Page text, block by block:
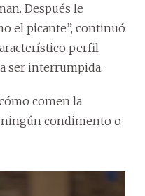
Después le
el picante”, continuó
perfil
ser interrumpida.
comen la
ningún condimento o